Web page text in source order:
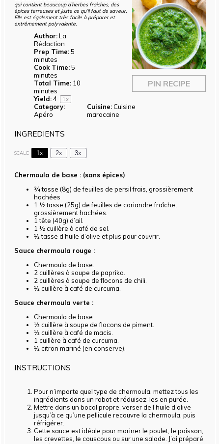
PIN RECIPE
qui contient beaucoup d’herbes fraîches, des
épices terreuses et juste ce qu’il faut de saveur.
Elle est également très facile à préparer et
extrêmement polyvalente.
Author: La
Rédaction
Prep Time: 5
minutes
Cook Time: 5
minutes
Total Time: 10
minutes
Yield: 4 1x
Category:
Apéro
Cuisine: Cuisine
marocaine
INGREDIENTS
SCALE 1x 2x 3x
Chermoula de base : (sans épices)
¾tasse (8g) de feuilles de persil frais, grossièrement
hachées
1 ½tasse (25g) de feuilles de coriandre fraîche,
grossièrement hachées.
1 tête (40g) d’ail.
1 ½ cuillère à café de sel.
½tasse d’huile d’olive et plus pour couvrir.
Sauce chermoula rouge :
Chermoula de base.
2 cuillères à soupe de paprika.
2 cuillères à soupe de flocons de chili.
½ cuillère à café de curcuma.
Sauce chermoula verte :
Chermoula de base.
½ cuillère à soupe de flocons de piment.
½ cuillère à café de macis.
1 cuillère à café de curcuma.
½ citron mariné (en conserve).
INSTRUCTIONS
Pour n’importe quel type de chermoula, mettez tous les
ingrédients dans un robot et réduisez-les en purée.
Mettre dans un bocal propre, verser de l’huile d’olive
jusqu’à ce qu’une pellicule recouvre la chermoula, puis
réfrigérer.
Cette sauce est idéale pour mariner le poulet, le poisson,
les crevettes, le couscous ou sur une salade. J’ai préparé